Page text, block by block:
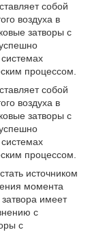
собой
воздуха в
затворы с
процессом.
собой
воздуха в
затворы с
процессом.
источником
момента
имеет
с
с